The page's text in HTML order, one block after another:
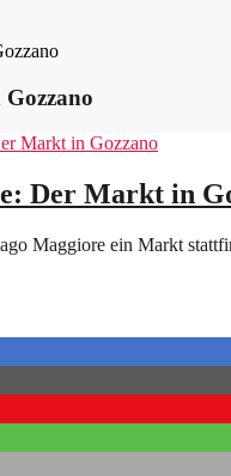
Der Markt in
Maggiore ein Markt